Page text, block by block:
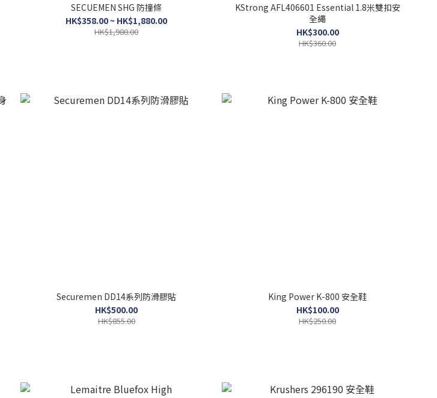
SECUEMEN SHG 防撞條
HK$358.00 ~ HK$1,880.00
HK$1,980.00
KStrong AFL406601 Essential 1.8米雙扣安
全繩
HK$300.00
HK$360.00
Securemen DD14系列防滑膠貼
HK$500.00
HK$855.00
King Power K-800 安全鞋
HK$100.00
HK$250.00